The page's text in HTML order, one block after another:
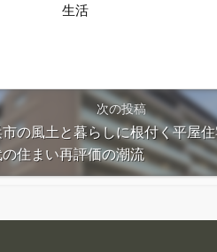
生活
次の投稿
の風土と暮らしに根付く平屋
住まい再評価の潮流